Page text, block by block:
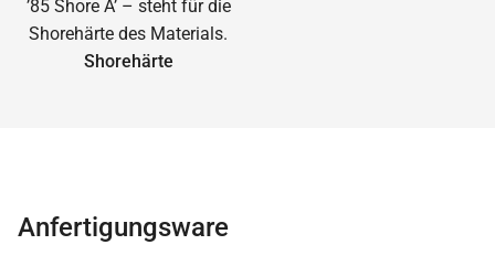
Shorehärte
Anfertigungsware